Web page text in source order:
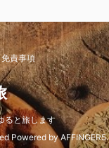
責事項
ると旅します
Powered byAFFINGER5.